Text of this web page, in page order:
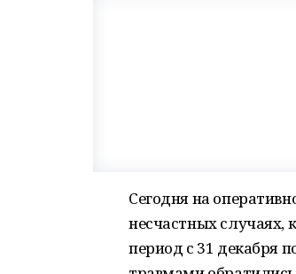
Сегодня на
несчастных случаях,
период с 31 декабря